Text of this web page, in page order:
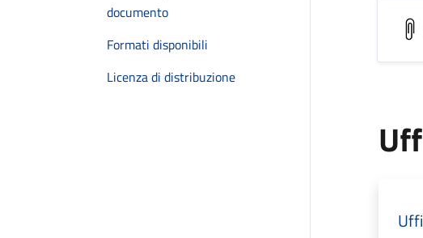
documento
Formati disponibili
Licenza di distribuzione